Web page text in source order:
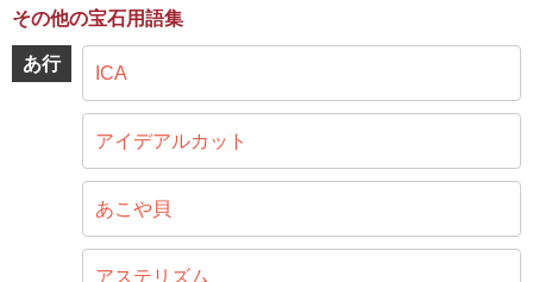
その他の宝石用語集
あ行 ICA
アイデアルカット
あこや貝
アステリズム